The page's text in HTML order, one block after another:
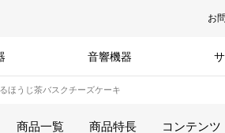
お
音響機器
ほうじ茶バスクチーズケーキ
商品一覧 商品特長 コンテンツ